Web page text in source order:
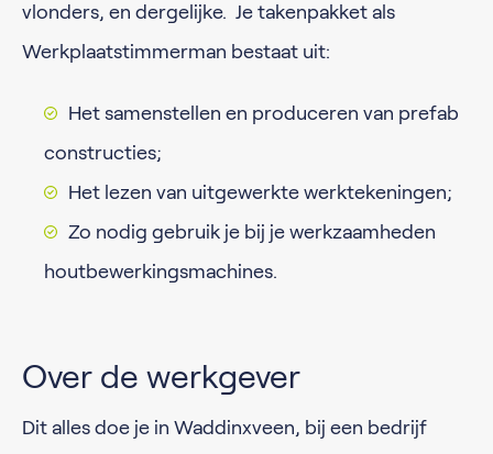
vlonders, en dergelijke. Je takenpakket als
Werkplaatstimmerman bestaat uit:
Het samenstellen en produceren van prefab
constructies;
Het lezen van uitgewerkte werktekeningen;
Zo nodig gebruik je bij je werkzaamheden
houtbewerkingsmachines.
Over de werkgever
Dit alles doe je in Waddinxveen, bij een bedrijf